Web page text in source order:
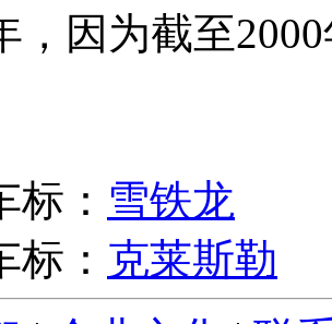
，因为截至
标： 雪铁龙
： 克莱斯勒